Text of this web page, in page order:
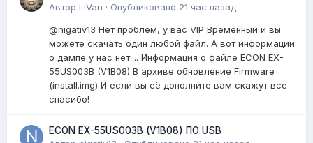
Автор LiVan · Опубликовано 21 час назад
@nigativ13 Нет проблем, у вас VIP Временный и вы
можете скачать один любой файл. А вот информации
о дампе у нас нет.... Информация о файле ECON EX-
55US003B (V1B08) В архиве обновление Firmware
(install.img) И если вы её дополните вам скажут все
спасибо!
ECON EX-55US003B (V1B08) ПО USB